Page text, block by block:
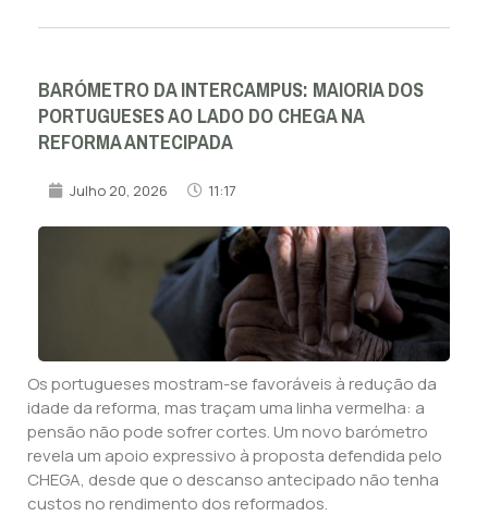
BARÓMETRO DA INTERCAMPUS: MAIORIA DOS
PORTUGUESES AO LADO DO CHEGA NA
REFORMA ANTECIPADA
Julho 20, 2026 11:17
Os portugueses mostram-se favoráveis à redução da
idade da reforma, mas traçam uma linha vermelha: a
pensão não pode sofrer cortes. Um novo barómetro
revela um apoio expressivo à proposta defendida pelo
CHEGA, desde que o descanso antecipado não tenha
custos no rendimento dos reformados.